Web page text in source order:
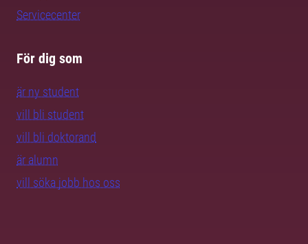
Servicecenter
För dig som
är ny student
vill bli student
vill bli doktorand
är alumn
vill söka jobb hos oss